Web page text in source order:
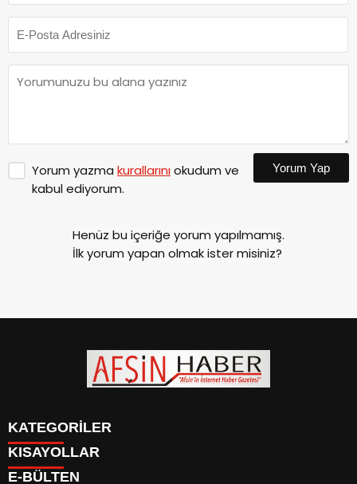
Yorum yazma kurallarınıokudum ve
kabul ediyorum.
Yorum Yap
Henüz bu içeriğe yorum yapılmamış.
İlk yorum yapan olmak ister misiniz?
KATEGORİLER
SİYASET
KISAYOLLAR
E-BÜLTEN